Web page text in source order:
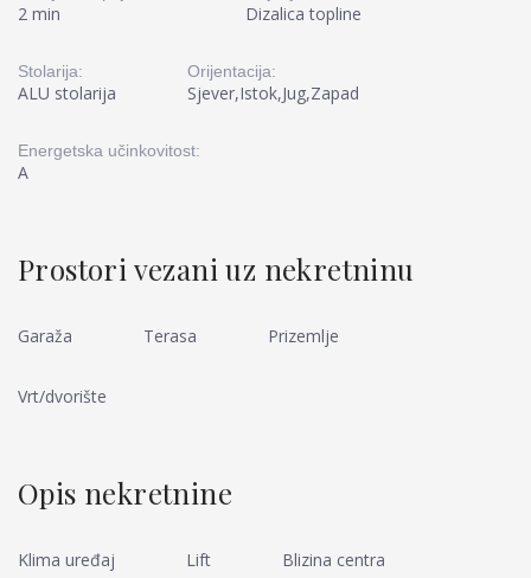
2 min Dizalica topline
Stolarija:
ALU stolarija
Orijentacija:
Sjever,Istok,Jug,Zapad
Energetska učinkovitost:
A
Prostori vezani uz nekretninu
Garaža Terasa Prizemlje
Vrt/dvorište
Opis nekretnine
Klima uređaj Lift Blizina centra